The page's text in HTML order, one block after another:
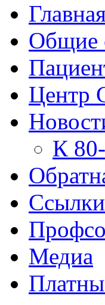
Общие
Центр
К
Ссылки
Медиа